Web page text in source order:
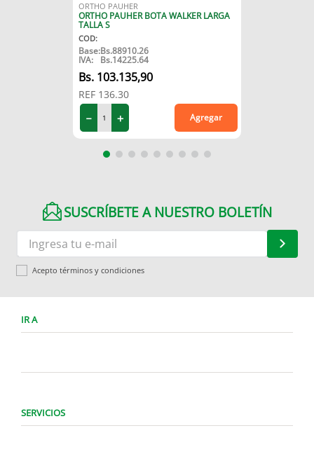
ORTHO PAUHER
ORTHO PAUHER BOTA WALKER LARGA
TALLA S
COD:
Base:Bs.88910.26
IVA: Bs.14225.64
103.135,90
REF 136.30
＋
－ Agregar
SUSCRÍBETE A NUESTRO BOLETÍN
Acepto términos y condiciones
IR A
SERVICIOS